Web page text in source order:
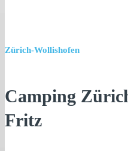
Zürich-Wollishofen
Camping
Fritz